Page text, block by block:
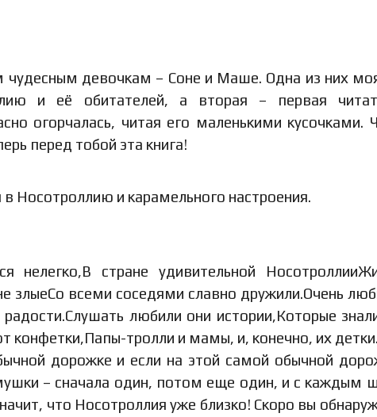
чудесным девочкам – Соне и Маше. Одна из них
и её обитателей, а вторая – первая
огорчалась, читая его маленькими кусочками.
перед тобой эта книга!
Носотроллию и карамельного настроения.
нелегко,В стране удивительной
злыеСо всеми соседями славно дружили.Очень
любили они истории,Которые
конфетки,Папы-тролли и мамы, и, конечно, их детки.
дорожке и если на этой самой обычной
– сначала один, потом еще один, и с каждым
что Носотроллия уже близко! Скоро вы